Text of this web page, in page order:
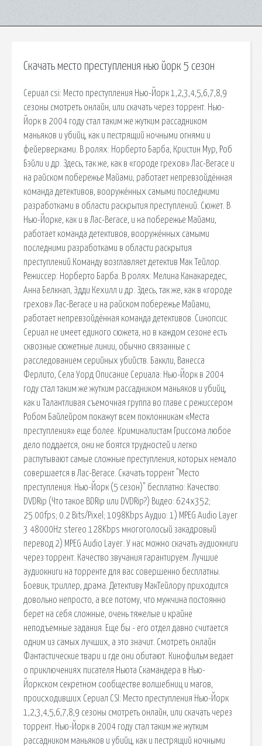
Скачать место преступления нью йорк 5 сезон
Сериал csi: Место преступления Нью-Йорк 1,2,3,4,5,6,7,8,9
сезоны смотреть онлайн, или скачать через торрент. Нью-
Йорк в 2004 году стал таким же жутким рассадником
маньяков и убийц, как и пестрящий ночными огнями и
фейерверками. В ролях: Норберто Барба, Кристин Мур, Роб
Бэйли и др. Здесь, так же, как в «городе грехов» Лас-Вегасе и
на райском побережье Майами, работает непревзойдённая
команда детективов, вооружённых самыми последними
разработками в области раскрытия преступлений. Сюжет. В
Нью-Йорке, как и в Лас-Вегасе, и на побережье Майами,
работает команда детективов, вооружённых самыми
последними разработками в области раскрытия
преступлений.Команду возглавляет детектив Мак Тейлор.
Режиссер: Норберто Барба. В ролях: Мелина Канакаредес,
Анна Белкнап, Эдди Кехилл и др. Здесь, так же, как в «городе
грехов» Лас-Вегасе и на райском побережье Майами,
работает непревзойдённая команда детективов. Синопсис.
Сериал не имеет единого сюжета, но в каждом сезоне есть
сквозные сюжетные линии, обычно связанные с
расследованием серийных убийств. Баккли, Ванесса
Ферлито, Села Уорд Описание Сериала: Нью-Йорк в 2004
году стал таким же жутким рассадником маньяков и убийц,
как и Талантливая съемочная группа во главе с режиссером
Робом Байлейром покажут всем поклонникам «Места
преступления» еще более. Криминалистам Гриссома любое
дело поддается, они не боятся трудностей и легко
распутывают самые сложные преступления, которых немало
совершается в Лас-Вегасе. Скачать торрент "Место
преступления: Нью-Йорк (5 сезон)" бесплатно: Качество:
DVDRip (Что такое BDRip или DVDRip?) Видео: 624x352;
25.00fps; 0.2 Bits/Pixel; 1098Kbps Аудио: 1) MPEG Audio Layer
3 48000Hz stereo 128Kbps многоголосый закадровый
перевод 2) MPEG Audio Layer. У нас можно скачать аудиокниги
через торрент. Качество звучания гарантируем. Лучшие
аудиокниги на торренте для вас совершенно бесплатны.
Боевик, триллер, драма. Детективу МакТейлору приходится
довольно непросто, а все потому, что мужчина постоянно
берет на себя сложные, очень тяжелые и крайне
неподъемные задания. Еще бы - его отдел давно считается
одним из самых лучших, а это значит. Смотреть онлайн
Фантастические твари и где они обитают. Кинофильм ведает
о приключениях писателя Ньюта Скамандера в Нью-
Йоркском секретном сообществе волшебниц и магов,
происходивших Сериал CSI: Место преступления Нью-Йорк
1,2,3,4,5,6,7,8,9 сезоны смотреть онлайн, или скачать через
торрент. Нью-Йорк в 2004 году стал таким же жутким
рассадником маньяков и убийц, как и пестрящий ночными